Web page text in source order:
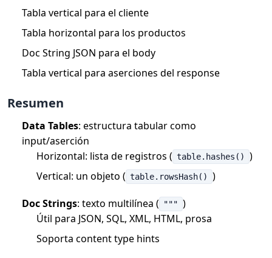
Tabla vertical para el cliente
Tabla horizontal para los productos
Doc String JSON para el body
Tabla vertical para aserciones del response
Resumen
Data Tables: estructura tabular como
input/aserción
Horizontal: lista de registros ( table.hashes()
)
Vertical: un objeto ( table.rowsHash() )
Doc Strings: texto multilínea ( """ )
Útil para JSON, SQL, XML, HTML, prosa
Soporta content type hints